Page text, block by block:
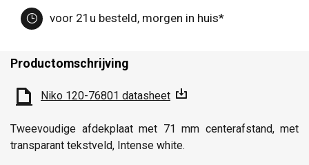
voor 21u besteld, morgen in huis*
Productomschrijving
Niko 120-76801 datasheet
Tweevoudige afdekplaat met 71 mm centerafstand, met
transparant tekstveld, Intense white.